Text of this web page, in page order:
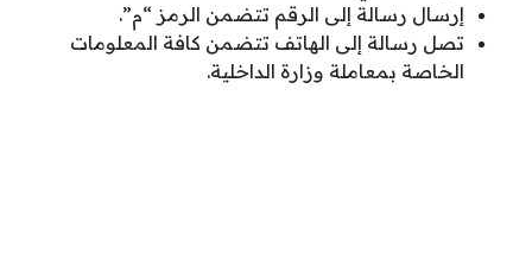
إرسال رسالة إلى الرقم تتضمن الرمز “م”.
تصل رسالة إلى الهاتف تتضمن كافة المعلومات
الخاصة بمعاملة وزارة الداخلية.